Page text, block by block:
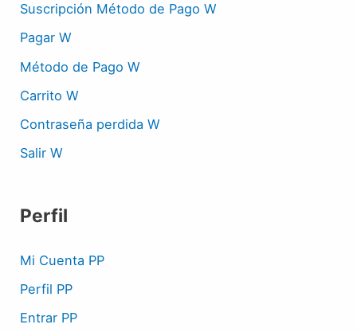
Suscripción Método de Pago W
Pagar W
Método de Pago W
Carrito W
Contraseña perdida W
Salir W
Perfil
Mi Cuenta PP
Perfil PP
Entrar PP